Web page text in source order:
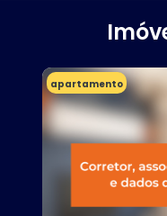
apartamento